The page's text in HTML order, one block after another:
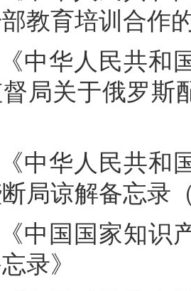
教育培训合作
《中华人民共
局关于俄罗斯
《中华人民共
局谅解备忘录
《中国国家知
录》